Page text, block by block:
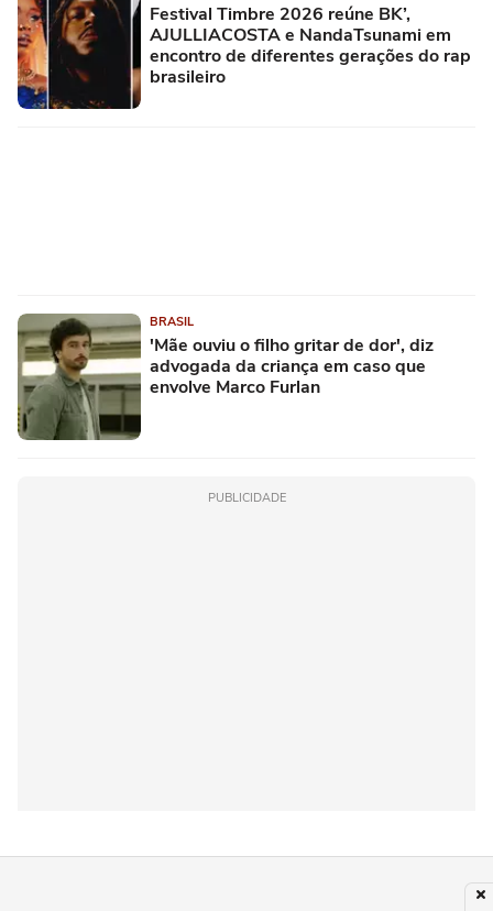
Festival Timbre 2026 reúne BK’,
AJULLIACOSTA e NandaTsunami em
encontro de diferentes gerações do rap
brasileiro
BRASIL
'Mãe ouviu o filho gritar de dor', diz
advogada da criança em caso que
envolve Marco Furlan
PUBLICIDADE